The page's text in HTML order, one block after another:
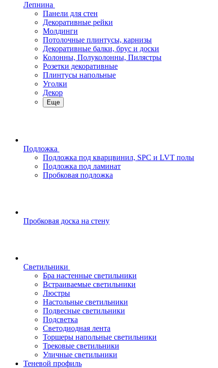
Лепнина
Панели для стен
Декоративные рейки
Молдинги
Потолочные плинтусы, карнизы
Декоративные балки, брус и доски
Колонны, Полуколонны, Пилястры
Розетки декоративные
Плинтусы напольные
Уголки
Декор
Еще
Подложка
Подложка под кварцвинил, SPC и LVT полы
Подложка под ламинат
Пробковая подложка
Пробковая доска на стену
Светильники
Бра настенные светильники
Встраиваемые светильники
Люстры
Настольные светильники
Подвесные светильники
Подсветка
Светодиодная лента
Торшеры напольные светильники
Трековые светильники
Уличные светильники
Теневой профиль